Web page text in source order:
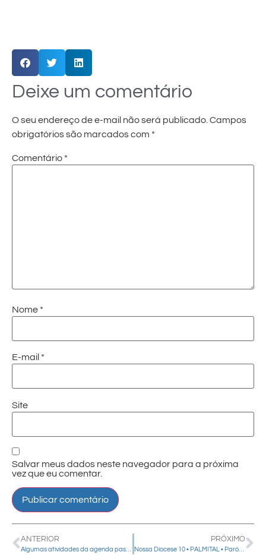
Deixe um comentário
O seu endereço de e-mail não será publicado. Campos
obrigatórios são marcados com *
Comentário *
Nome *
E-mail *
Site
Salvar meus dados neste navegador para a próxima
vez que eu comentar.
ANTERIOR PRÓXIMO
Nossa Diocese 10 • PALMITAL • Paróquia Nossa Senhora Imaculada Conceição